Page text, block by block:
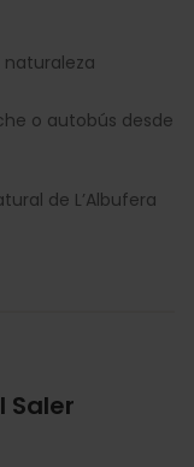
naturaleza
o autobús desde
de L’Albufera
Saler